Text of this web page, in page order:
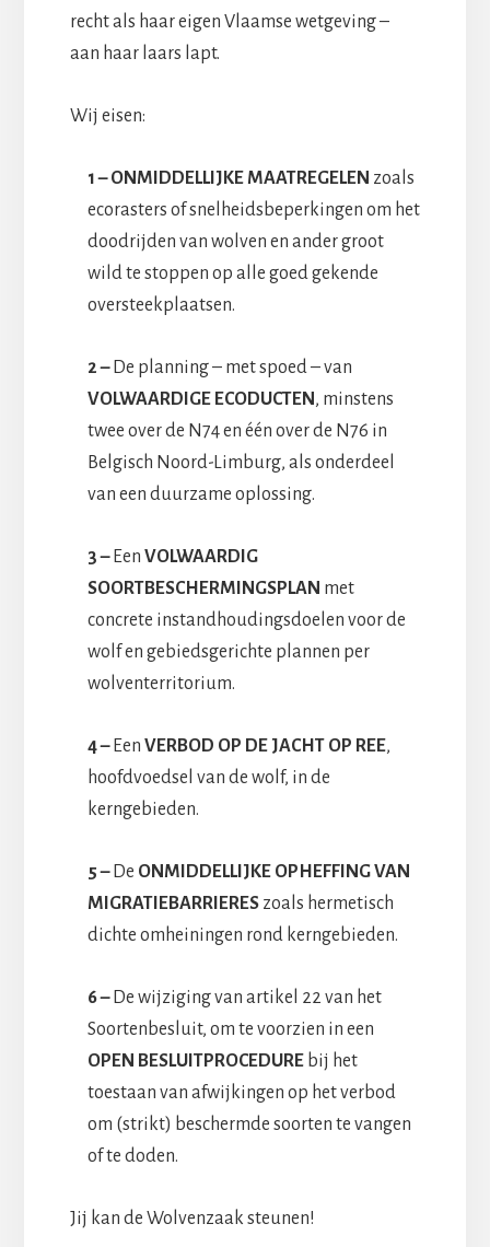
recht als haar eigen Vlaamse wetgeving –
aan haar laars lapt.
Wij eisen:
1 – ONMIDDELLIJKE MAATREGELEN zoals
ecorasters of snelheidsbeperkingen om het
doodrijden van wolven en ander groot
wild te stoppen op alle goed gekende
oversteekplaatsen.
2 –De planning – met spoed – van
VOLWAARDIGE ECODUCTEN , minstens
twee over de N74 en één over de N76 in
Belgisch Noord-Limburg, als onderdeel
van een duurzame oplossing.
3 –Een VOLWAARDIG
SOORTBESCHERMINGSPLAN met
concrete instandhoudingsdoelen voor de
wolf en gebiedsgerichte plannen per
wolventerritorium.
4 –Een VERBOD OP DE JACHT OP REE,
hoofdvoedsel van de wolf, in de
kerngebieden.
5 –De ONMIDDELLIJKE OPHEFFING VAN
MIGRATIEBARRIERESzoals hermetisch
dichte omheiningen rond kerngebieden.
6 –De wijziging van artikel 22 van het
Soortenbesluit, om te voorzien in een
OPEN BESLUITPROCEDUREbij het
toestaan van afwijkingen op het verbod
om (strikt) beschermde soorten te vangen
of te doden.
Jij kan de Wolvenzaak steunen!